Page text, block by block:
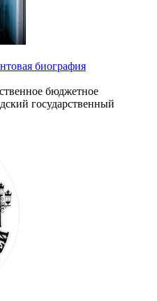
биография
бюджетное
государственный